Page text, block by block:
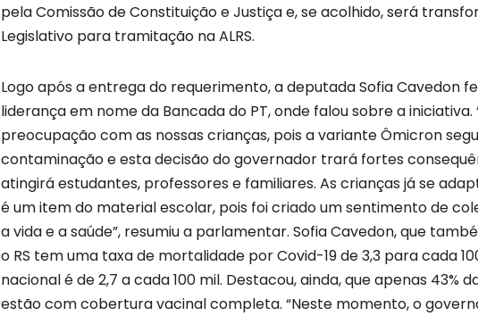
pela Comissão de Constituição e Justiça e, se acolhido, será
Legislativo para tramitação na ALRS.
Logo após a entrega do requerimento, a deputada Sofia Cavedon
liderança em nome da Bancada do PT, onde falou sobre a iniciativa.
preocupação com as nossas crianças, pois a variante Ômicron
contaminação e esta decisão do governador trará fortes
atingirá estudantes, professores e familiares. As crianças já se
é um item do material escolar, pois foi criado um sentimento de
a vida e a saúde”, resumiu a parlamentar. Sofia Cavedon, que
o RS tem uma taxa de mortalidade por Covid-19 de 3,3 para cada
nacional é de 2,7 a cada 100 mil. Destacou, ainda, que apenas 43%
estão com cobertura vacinal completa. “Neste momento, o